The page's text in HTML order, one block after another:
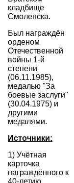
кладбище
Смоленска.
Был награждён
орденом
Отечественной
войны 1-й
степени
(06.11.1985),
медалью "За
боевые заслуги"
(30.04.1975) и
другими
медалями.
Источники:
1) Учётная
карточка
награждённого к